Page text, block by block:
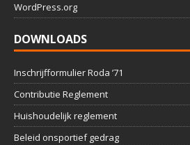
WordPress.org
DOWNLOADS
Inschrijfformulier Roda ’71
Contributie Reglement
Huishoudelijk reglement
Beleid onsportief gedrag